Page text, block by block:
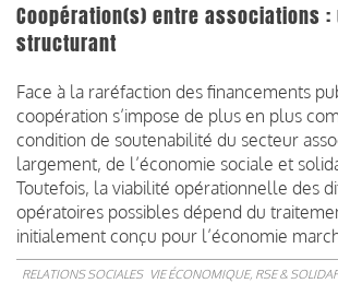
Coopération(s) entre associations
structurant
Face à la raréfaction des financements
coopération s’impose de plus en plus
condition de soutenabilité du secteur
largement, de l’économie sociale et
Toutefois, la viabilité opérationnelle des
opératoires possibles dépend du
initialement conçu pour l’économie
RELATIONS SOCIALES VIE ÉCONOMIQUE, RSE &